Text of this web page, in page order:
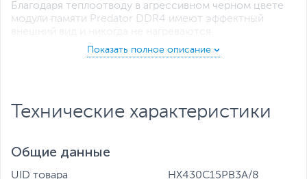
Благодаря теплоотводу в агрессивном черном цвете
модули памяти Predator DDR4 имеют эффектный
Динамические эффекты RGB-подсветки с
эффектный внешний вид, который можно настраивать
HyperX Infrared Sync.
Технические характеристики
Общие данные
UID товара HX430C15PB3A/8